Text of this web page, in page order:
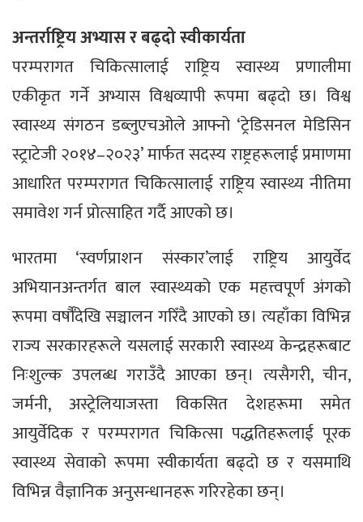
अन्तर्राष्ट्रिय अभ्यास र बढ्दो स्वीकार्यता
परम्परागत चिकित्सालाई राष्ट्रिय स्वास्थ्य प्रणालीमा
एकीकृत गर्ने अभ्यास विश्वव्यापी रूपमा बढ्दो छ। विश्व
स्वास्थ्य संगठन डब्लुएचओले आफ्नो ‘ट्रेडिसनल मेडिसिन
स्ट्राटेजी २०१४–२०२३’ मार्फत सदस्य राष्ट्रहरूलाई प्रमाणमा
आधारित परम्परागत चिकित्सालाई राष्ट्रिय स्वास्थ्य नीतिमा
समावेश गर्न प्रोत्साहित गर्दै आएको छ।
भारतमा ‘स्वर्णप्राशन संस्कार’लाई राष्ट्रिय आयुर्वेद
अभियानअन्तर्गत बाल स्वास्थ्यको एक महत्त्वपूर्ण अंगको
रूपमा वर्षौँदेखि सञ्चालन गरिँदै आएको छ। त्यहाँका विभिन्न
राज्य सरकारहरूले यसलाई सरकारी स्वास्थ्य केन्द्रहरूबाट
निःशुल्क उपलब्ध गराउँदै आएका छन्। त्यसैगरी, चीन,
जर्मनी, अस्ट्रेलियाजस्ता विकसित देशहरूमा समेत
आयुर्वेदिक र परम्परागत चिकित्सा पद्धतिहरूलाई पूरक
स्वास्थ्य सेवाको रूपमा स्वीकार्यता बढ्दो छ र यसमाथि
विभिन्न वैज्ञानिक अनुसन्धानहरू गरिरहेका छन्।